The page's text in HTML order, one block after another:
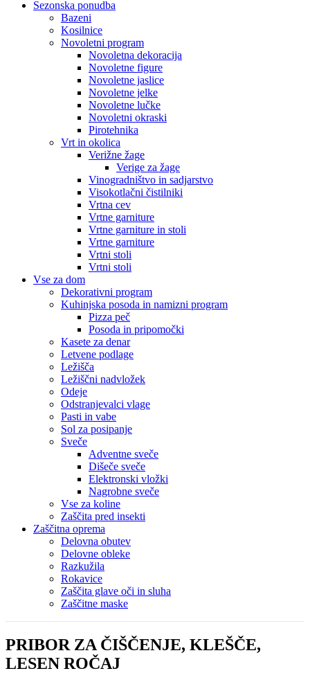
Sezonska ponudba
Bazeni
Kosilnice
Novoletni program
Novoletna dekoracija
Novoletne figure
Novoletne jaslice
Novoletne jelke
Novoletne lučke
Novoletni okraski
Pirotehnika
Vrt in okolica
Verižne žage
Verige za žage
Vinogradništvo in sadjarstvo
Visokotlačni čistilniki
Vrtna cev
Vrtne garniture
Vrtne garniture in stoli
Vrtne garniture
Vrtni stoli
Vrtni stoli
Vse za dom
Dekorativni program
Kuhinjska posoda in namizni program
Pizza peč
Posoda in pripomočki
Kasete za denar
Letvene podlage
Ležišča
Ležiščni nadvložek
Odeje
Odstranjevalci vlage
Pasti in vabe
Sol za posipanje
Sveče
Adventne sveče
Dišeče sveče
Elektronski vložki
Nagrobne sveče
Vse za koline
Zaščita pred insekti
Zaščitna oprema
Delovna obutev
Delovne obleke
Razkužila
Rokavice
Zaščita glave oči in sluha
Zaščitne maske
PRIBOR ZA ČIŠČENJE, KLEŠČE,
LESEN ROČAJ